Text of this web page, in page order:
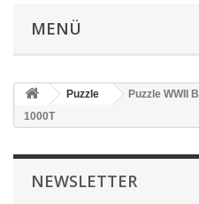
MENÜ
Puzzle
Puzzle WWII
1000T
NEWSLETTER